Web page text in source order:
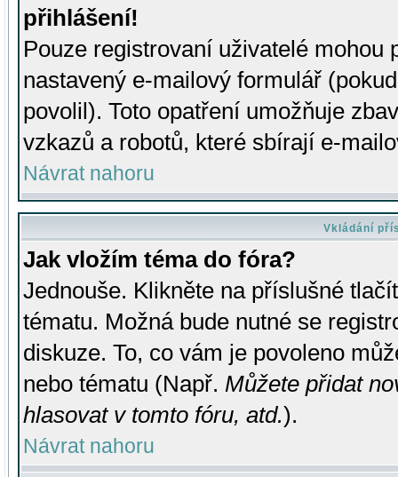
přihlášení!
Pouze registrovaní uživatelé mohou
nastavený e-mailový formulář
povolil). Toto opatření umožňuje
vzkazů a robotů, které sbírají e-
Návrat nahoru
Vkládání
Jak vložím téma do fóra?
Jednouše. Klikněte na příslušné
tématu. Možná bude nutné se
diskuze. To, co vám je povoleno
nebo tématu (Např. Můžete přidat
hlasovat v tomto fóru, atd.).
Návrat nahoru